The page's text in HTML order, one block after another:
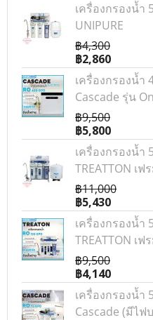
เครื่องกรองน้ำ
UNIPURE
฿4,300
฿2,860
เครื่องกรองน้ำ
Cascade รุ่น
฿9,500
฿5,800
เครื่องกรองน้ำ
TREATTON เฟ
฿11,000
฿5,430
เครื่องกรองน้ำ
TREATTON เ
฿9,500
฿4,140
เครื่องกรองน้ำ
Cascade (มีไ